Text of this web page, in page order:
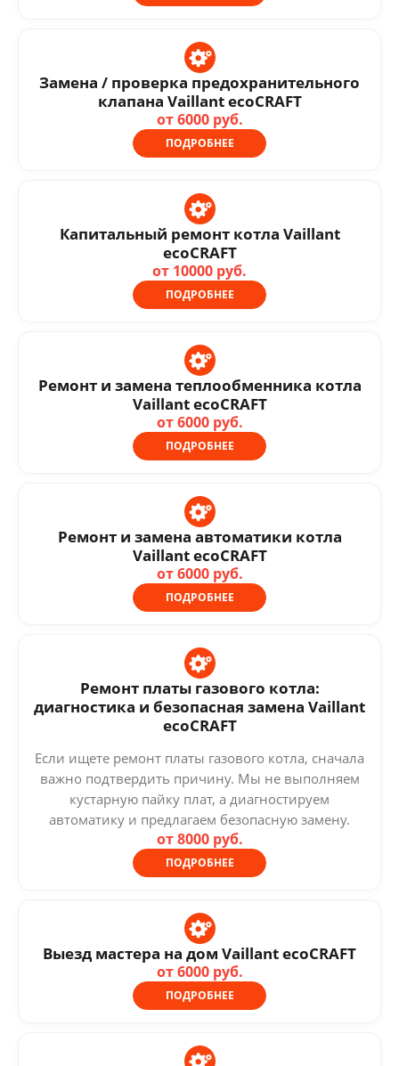
Замена / проверка предохранительного
клапана Vaillant ecoCRAFT
от 6000 руб.
ПОДРОБНЕЕ
Капитальный ремонт котла Vaillant
ecoCRAFT
от 10000 руб.
ПОДРОБНЕЕ
Ремонт и замена теплообменника котла
Vaillant ecoCRAFT
от 6000 руб.
ПОДРОБНЕЕ
Ремонт и замена автоматики котла
Vaillant ecoCRAFT
от 6000 руб.
ПОДРОБНЕЕ
Ремонт платы газового котла:
диагностика и безопасная замена Vaillant
ecoCRAFT
Если ищете ремонт платы газового котла, сначала
важно подтвердить причину. Мы не выполняем
кустарную пайку плат, а диагностируем
автоматику и предлагаем безопасную замену.
от 8000 руб.
ПОДРОБНЕЕ
Выезд мастера на дом Vaillant ecoCRAFT
от 6000 руб.
ПОДРОБНЕЕ